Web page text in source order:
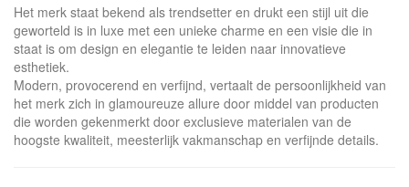
Het merk staat bekend als trendsetter en drukt een stijl uit die
geworteld is in luxe met een unieke charme en een visie die in
staat is om design en elegantie te leiden naar innovatieve
esthetiek.
Modern, provocerend en verfijnd, vertaalt de persoonlijkheid van
het merk zich in glamoureuze allure door middel van producten
die worden gekenmerkt door exclusieve materialen van de
hoogste kwaliteit, meesterlijk vakmanschap en verfijnde details.